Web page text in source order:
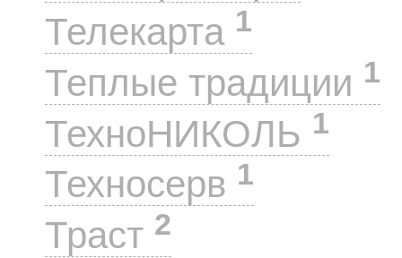
Телекарта 1
Теплые традиции 1
ТехноНИКОЛЬ 1
Техносерв 1
Траст 2